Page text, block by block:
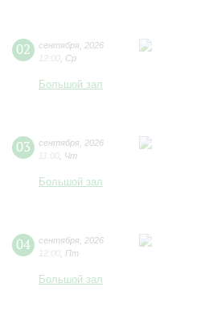
02 сентября 2026
12:00 Ср
Большой зал
03 сентября 2026
11:00 Чт
Большой зал
04 сентября 2026
12:00 Пт
Большой зал